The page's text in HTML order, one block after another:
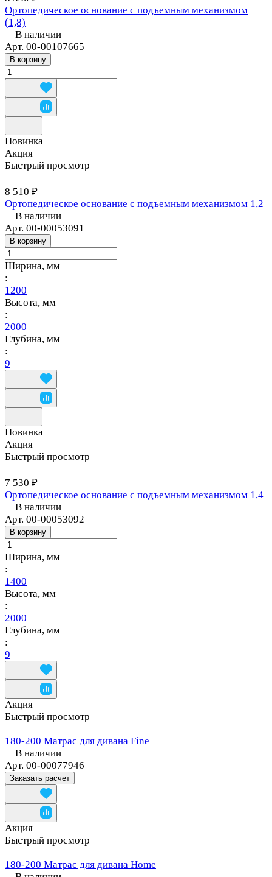
Ортопедическое основание с подъемным механизмом
(1,8)
В наличии
Арт. 00-00107665
В корзину
Новинка
Акция
Быстрый просмотр
8 510 ₽
Ортопедическое основание с подъемным механизмом 1,2
В наличии
Арт. 00-00053091
В корзину
Ширина, мм
:
1200
Высота, мм
:
2000
Глубина, мм
:
9
Новинка
Акция
Быстрый просмотр
7 530 ₽
Ортопедическое основание с подъемным механизмом 1,4
В наличии
Арт. 00-00053092
В корзину
Ширина, мм
:
1400
Высота, мм
:
2000
Глубина, мм
:
9
Акция
Быстрый просмотр
180-200 Матрас для дивана Fine
В наличии
Арт. 00-00077946
Заказать расчет
Акция
Быстрый просмотр
180-200 Матрас для дивана Home